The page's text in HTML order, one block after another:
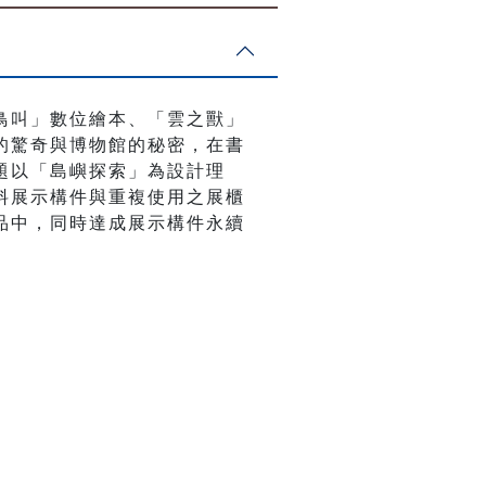
」數位繪本、「雲之獸」
驚奇與博物館的秘密，在書
以「島嶼探索」為設計理
展示構件與重複使用之展櫃
中，同時達成展示構件永續